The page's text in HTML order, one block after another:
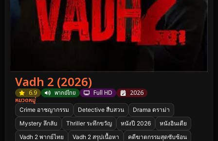
Vadh 2 (2026)
6.9 พากย์ไทย Full HD
2026
หมวดหมู่
Crime อาชญากรรม Detective สืบสวน
Drama ดราม่า
Mystery ลึกลับ
Thriller ระทึกขวัญ หนังปี 2026
หนังอินเดีย
Vadh 2 พากย์ไทย
Vadh 2 สรุปเนื้อหา
คดีฆาตกรรมสุดซับซ้อน